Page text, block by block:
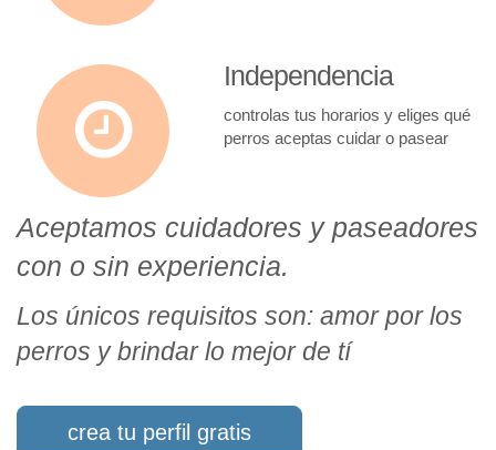
Independencia
controlas tus horarios y eliges qué
perros aceptas cuidar o pasear
Aceptamos cuidadores y paseadores
con o sin experiencia.
Los únicos requisitos son: amor por los
perros y brindar lo mejor de tí
crea tu perfil gratis